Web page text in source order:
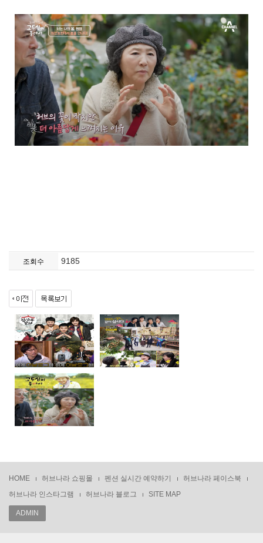
조회수 9185
HOME 허브나라 쇼핑몰 펜션 실시간 예약하기
허브나라 페이스북
허브나라 인스타그램
허브나라 블로그 SITE MAP
ADMIN